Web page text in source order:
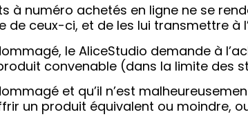
à numéro achetés en ligne ne se
ceux-ci, et de les lui transmettre à
le AliceStudio demande à
convenable (dans la limite des
et qu’il n’est
un produit équivalent ou moindre,